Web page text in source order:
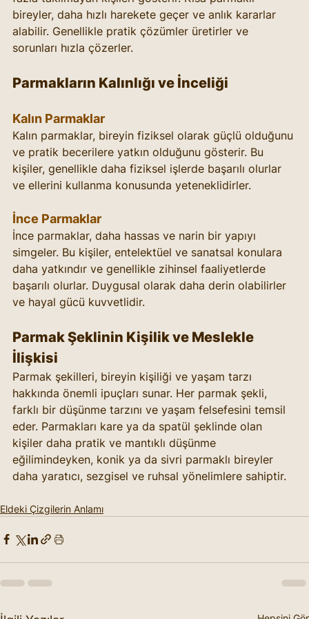
bireyler, daha hızlı harekete geçer ve anlık kararlar
alabilir. Genellikle pratik çözümler üretirler ve
sorunları hızla çözerler.
Parmakların Kalınlığı ve İnceliği
Kalın Parmaklar
Kalın parmaklar, bireyin fiziksel olarak güçlü olduğunu
ve pratik becerilere yatkın olduğunu gösterir. Bu
kişiler, genellikle daha fiziksel işlerde başarılı olurlar
ve ellerini kullanma konusunda yeteneklidirler.
İnce Parmaklar
İnce parmaklar, daha hassas ve narin bir yapıyı
simgeler. Bu kişiler, entelektüel ve sanatsal konulara
daha yatkındır ve genellikle zihinsel faaliyetlerde
başarılı olurlar. Duygusal olarak daha derin olabilirler
ve hayal gücü kuvvetlidir.
Parmak Şeklinin Kişilik ve Meslekle
İlişkisi
Parmak şekilleri, bireyin kişiliği ve yaşam tarzı
hakkında önemli ipuçları sunar. Her parmak şekli,
farklı bir düşünme tarzını ve yaşam felsefesini temsil
eder. Parmakları kare ya da spatül şeklinde olan
kişiler daha pratik ve mantıklı düşünme
eğilimindeyken, konik ya da sivri parmaklı bireyler
daha yaratıcı, sezgisel ve ruhsal yönelimlere sahiptir.
Eldeki Çizgilerin Anlamı